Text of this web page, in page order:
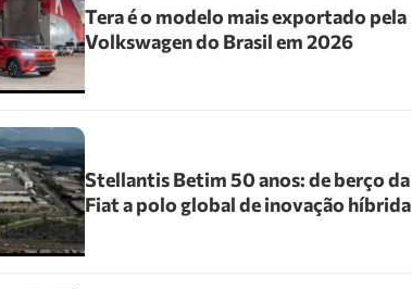
Tera é o modelo mais exportado pela
Volkswagen do Brasil em 2026
Stellantis Betim 50 anos: de berço da
Fiat a polo global de inovação híbrida